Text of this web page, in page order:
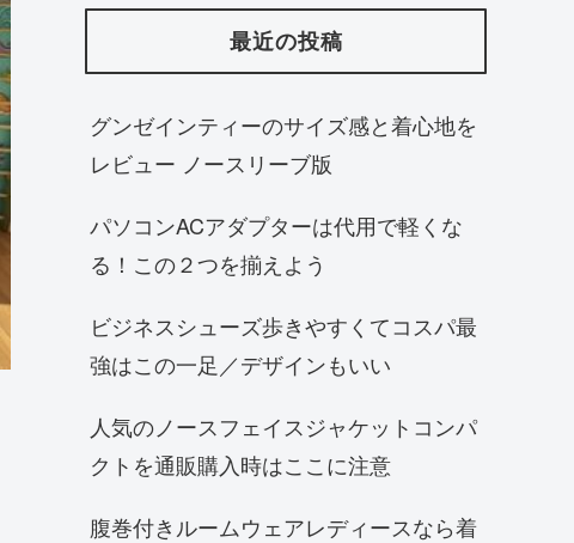
最近の投稿
グンゼインティーのサイズ感と着心地を
レビュー ノースリーブ版
パソコンACアダプターは代用で軽くな
る！この２つを揃えよう
ビジネスシューズ歩きやすくてコスパ最
強はこの一足／デザインもいい
人気のノースフェイスジャケットコンパ
クトを通販購入時はここに注意
腹巻付きルームウェアレディースなら着